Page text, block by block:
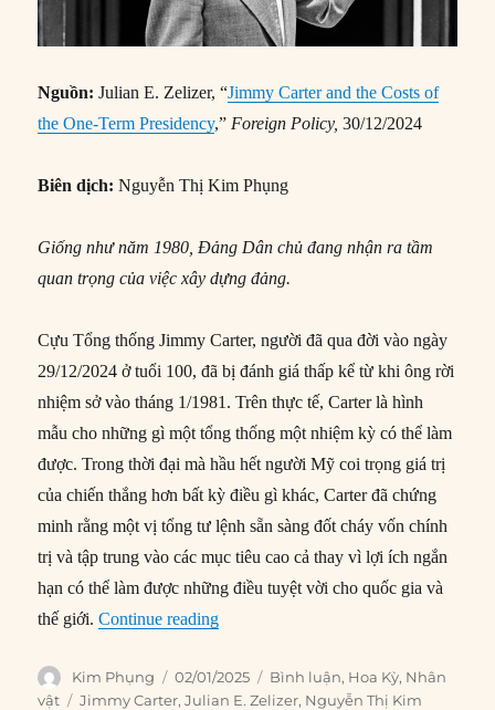
Nguồn: Julian E. Zelizer, “Jimmy Carter and the Costs of
the One-Term Presidency,” Foreign Policy, 30/12/2024
Biên dịch: Nguyễn Thị Kim Phụng
Giống như năm 1980, Đảng Dân chủ đang nhận ra tầm
quan trọng của việc xây dựng đảng.
Cựu Tổng thống Jimmy Carter, người đã qua đời vào ngày
29/12/2024 ở tuổi 100, đã bị đánh giá thấp kể từ khi ông rời
nhiệm sở vào tháng 1/1981. Trên thực tế, Carter là hình
mẫu cho những gì một tổng thống một nhiệm kỳ có thể làm
được. Trong thời đại mà hầu hết người Mỹ coi trọng giá trị
của chiến thắng hơn bất kỳ điều gì khác, Carter đã chứng
minh rằng một vị tổng tư lệnh sẵn sàng đốt cháy vốn chính
trị và tập trung vào các mục tiêu cao cả thay vì lợi ích ngắn
hạn có thể làm được những điều tuyệt vời cho quốc gia và
thế giới.Continue reading“Jimmy Carter và cái giá của tổng
Author
Kim Phụng
Posted
on
02/01/2025 Categories
Bình luận, Hoa Kỳ, Nhân
vật
Tags
Jimmy Carter,Julian E. Zelizer, Nguyễn Thị Kim